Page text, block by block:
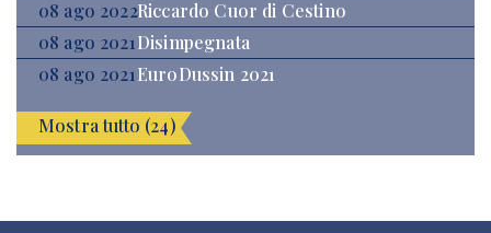
08 ago 2022Riccardo Cuor di Cestino
08 ago 2021Disimpegnata
08 ago 2021EuroDussin 2021
Mostra tutto (24)